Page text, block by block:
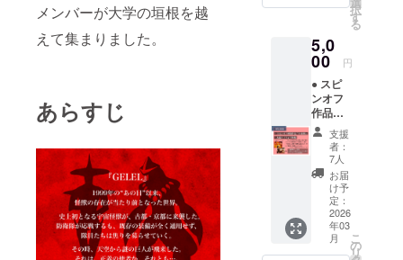
メンバーが大学の垣根を越
えて集まりました。
あらすじ
掲載(文
字の大
きさは
変わり
ません)
・表示
時間
約８秒
間 ・注
意事
項 支
援時、
必ず備
考欄に
掲載希
添付)
ドロー
ルにお
名前掲
載 ・掲
載期
間
『GELE
L』本編
公開
時〜動
画の公
開が続
く限り
・掲載
方法
択
す
る
5,0
00 円
● スピ
ンオフ
作品
『F(仮
称)』(約
6分・
メール
にて視
聴用
URLを
送付)
●『GEL
EL』メ
支援
者：
7人
お届
け予
定：
2026
年03
月
こ
の
リ